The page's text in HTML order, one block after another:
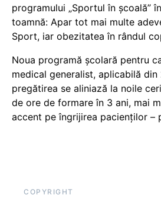
programului „Sportul în școală”
toamnă: Apar tot mai multe
Sport, iar obezitatea în rândul
Noua programă școlară pentru
medical generalist, aplicabilă
pregătirea se aliniază la noile
de ore de formare în 3 ani, mai
accent pe îngrijirea pacienților –
COPYRIGHT